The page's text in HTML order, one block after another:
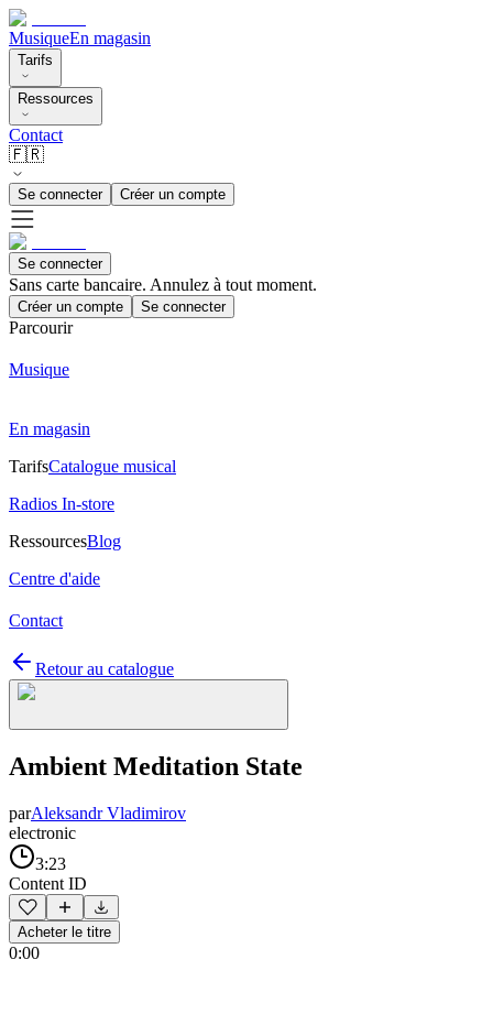
MusiqueEn magasin
Tarifs
Ressources
Contact
🇫🇷
Se connecter Créer un compte
Se connecter
Sans carte bancaire. Annulez à tout moment.
Créer un compte Se connecter
Parcourir
Musique
En magasin
TarifsCatalogue musical
Radios In-store
RessourcesBlog
Centre d'aide
Contact
Retour au catalogue
Ambient Meditation State
parAleksandr Vladimirov
electronic
3:23
Content ID
Acheter le titre
0:00